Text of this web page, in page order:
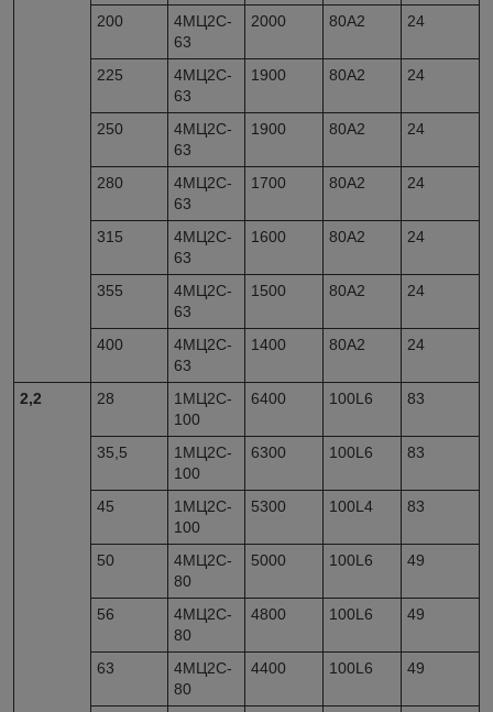
200
4МЦ2С-
63
2000 80А2 24
225
4МЦ2С-
63
1900 80А2 24
250
4МЦ2С-
63
1900 80А2 24
280
4МЦ2С-
63
1700 80А2 24
315
4МЦ2С-
63
1600 80А2 24
355
4МЦ2С-
63
1500 80А2 24
400
4МЦ2С-
63
1400 80А2 24
2,2 28
1МЦ2С-
100
6400 100L6 83
35,5
1МЦ2С-
100
6300 100L6 83
45
1МЦ2С-
100
5300 100L4 83
50
4МЦ2С-
80
5000 100L6 49
56
4МЦ2С-
80
4800 100L6 49
63
4МЦ2С-
80
4400 100L6 49